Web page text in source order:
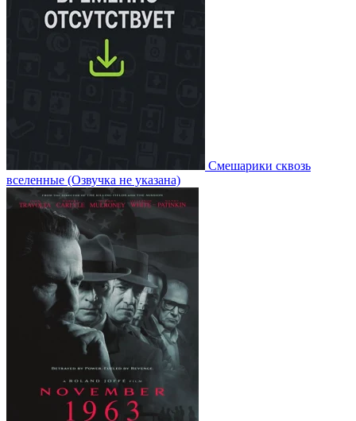
Смешарики сквозь
вселенные (Озвучка не указана)